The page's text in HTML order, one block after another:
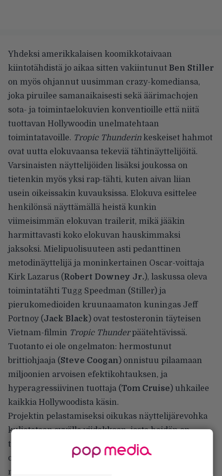
Yhdeksi amerikkalaisen koomikkotaivaan
kiintotähdistä jo aikaa sitten vakiintunut Ben Stiller
on myös ohjannut uusimman crazy-komediansa,
joka piruilee samanaikaisesti sekä äärimachojen
sota- ja toimintaelokuvien konventioille että niitä
tuottavan Hollywoodin unelmatehtaan
toimintatavoille. Tropic Thunderinkeskeiset hahmot
ovat uutta elokuvaansa tekeviä tähtinäyttelijöitä.
Varsinaisten näyttelijöiden lisäksi joukossa on
tietenkin myös yksi rap-tähti, kuten aivan liian
usein oikeissakin kuvauksissa. Elokuva esittelee
henkilönsä näyttämällä heistä kunkin
viimeisimmän elokuvan trailerit, mikä jääkin
harmittavasti koko elokuvan hauskimmaksi
jaksoksi. Mielipuolisuuteen asti pedanttinen
metodinäyttelijä ja moninkertainen Oscar-voittaja
Kirk Lazarus (Robert Downey Jr.), laskussa oleva
toimintatähti Tugg Speedman (Stiller) ja
pierukomedioiden kruunaamaton kuningas Jeff
Portnoy (Jack Black) ovat testosteronin täyteisen
Vietnam-filmin Tropic Thunderpäätehtävissä.
Tuotanto ei ole ongelmaton: hermostunut
brittiohjaaja (Steve Coogan) onnistuu pilaamaan
miljoonien arvoisen efektikohtauksen, ja
hyperagressiivinen tuottaja (Tom Cruise) uhkailee
kaikkia Hollywoodista käsin.
Projektin pelastamiseksi oikukas näyttelijärevohka
kuljetetaan syvälle viidakkoon, josta heidän on
tarkoitus raivata tiensä takaisin ja samalla hitsautua
oikeaksi tiimiksi. Odysseia on samalla tarkoitus
myös kuvata. Kaikki alkaa kuitenkin mennä pieleen